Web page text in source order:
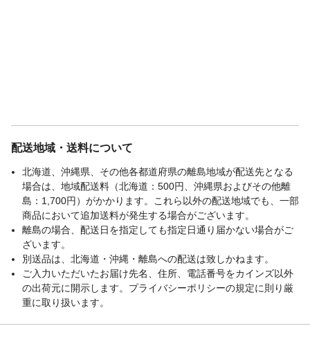
配送地域・送料について
北海道、沖縄県、その他各都道府県の離島地域が配送先となる
場合は、地域配送料（北海道：500円、沖縄県およびその他離
島：1,700円）がかかります。これら以外の配送地域でも、一部
商品において追加送料が発生する場合がございます。
離島の場合、配送日を指定しても指定日通り届かない場合がご
ざいます。
別送品は、北海道・沖縄・離島への配送は致しかねます。
ご入力いただいたお届け先名、住所、電話番号をカインズ以外
の出荷元に開示します。プライバシーポリシーの規定に則り厳
重に取り扱います。